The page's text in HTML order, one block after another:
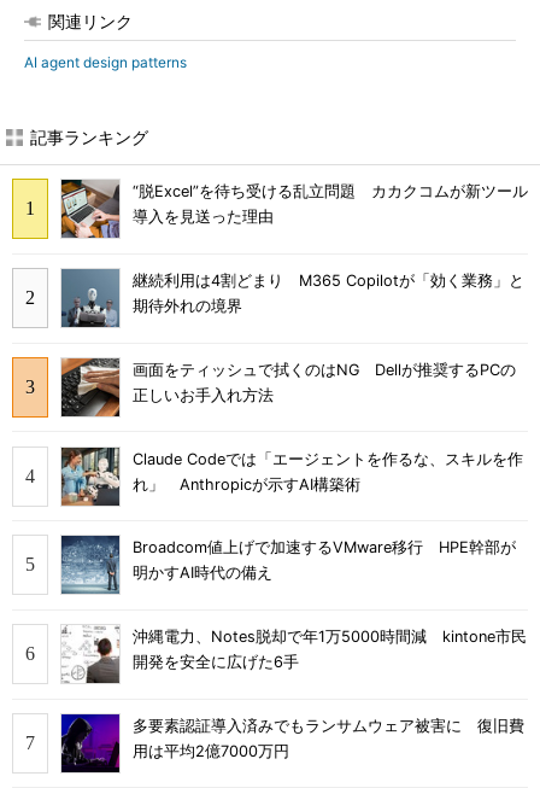
関連リンク
AI agent design patterns
記事ランキング
“脱Excel”を待ち受ける乱立問題 カカクコムが新ツール
導入を見送った理由
継続利用は4割どまり M365 Copilotが「効く業務」と
期待外れの境界
画面をティッシュで拭くのはNG Dellが推奨するPCの
正しいお手入れ方法
Claude Codeでは「エージェントを作るな、スキルを作
れ」 Anthropicが示すAI構築術
Broadcom値上げで加速するVMware移行 HPE幹部が
明かすAI時代の備え
沖縄電力、Notes脱却で年1万5000時間減 kintone市民
開発を安全に広げた6手
多要素認証導入済みでもランサムウェア被害に 復旧費
用は平均2億7000万円